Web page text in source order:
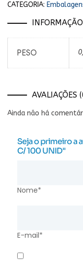
CATEGORIA:
PESO
AVALIAÇÕES
Ainda não há
Seja o primeiro a
C/ 100 UNID"
Nome*
E-mail*